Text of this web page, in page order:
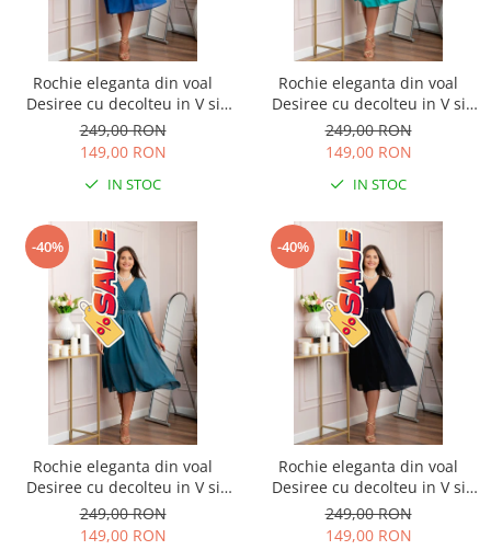
Rochie eleganta din voal
Desiree cu decolteu in V si
curea - Albastru regal
249,00 RON
149,00 RON
IN STOC
Rochie eleganta din voal
Desiree cu decolteu in V si
curea - Turcoaz aqua
249,00 RON
149,00 RON
IN STOC
-40%
Rochie eleganta din voal
Desiree cu decolteu in V si
curea - Turcoaz
249,00 RON
149,00 RON
-40%
Rochie eleganta din voal
Desiree cu decolteu in V si
curea - Bleumarin
249,00 RON
149,00 RON